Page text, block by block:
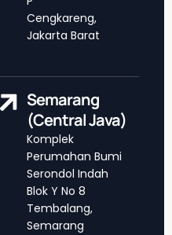
Cengkareng,
Jakarta Barat
Semarang
(Central Java)
Komplek
Perumahan Bumi
Serondol Indah
Blok Y No 8
Tembalang,
Semarang